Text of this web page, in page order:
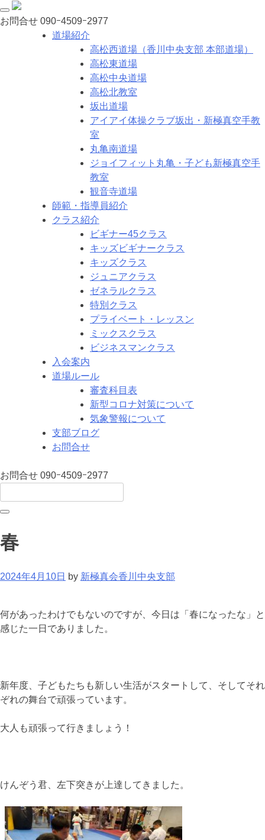
お問合せ 090ｰ4509ｰ2977
道場紹介
高松西道場（香川中央支部 本部道場）
高松東道場
高松中央道場
高松北教室
坂出道場
アイアイ体操クラブ坂出・新極真空手教
室
丸亀南道場
ジョイフィット丸亀・子ども新極真空手
教室
観音寺道場
師範・指導員紹介
クラス紹介
ビギナー45クラス
キッズビギナークラス
キッズクラス
ジュニアクラス
ゼネラルクラス
特別クラス
プライベート・レッスン
ミックスクラス
ビジネスマンクラス
入会案内
道場ルール
審査科目表
新型コロナ対策について
気象警報について
支部ブログ
お問合せ
お問合せ 090ｰ4509ｰ2977
春
2024年4月10日 by 新極真会香川中央支部
何があったわけでもないのですが、今日は「春になったな」と
感じた一日でありました。
新年度、子どもたちも新しい生活がスタートして、そしてそれ
ぞれの舞台で頑張っています。
大人も頑張って行きましょう！
けんぞう君、左下突きが上達してきました。